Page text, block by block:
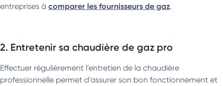
entreprises à comparer les fournisseurs de gaz.
2. Entretenir sa chaudière de gaz pro
Effectuer régulièrement l’entretien de la chaudière
professionnelle permet d’assurer son bon fonctionnement et